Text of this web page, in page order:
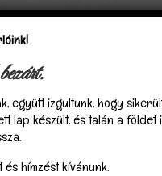
együtt izgultunk, hogy
lap készült, és talán a
hímzést kívánunk.